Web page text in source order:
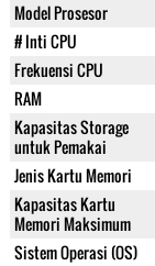
Model Prosesor
# Inti CPU
Frekuensi CPU
RAM
Kapasitas Storage
untuk Pemakai
Jenis Kartu Memori
Kapasitas Kartu
Memori Maksimum
Sistem Operasi (OS)